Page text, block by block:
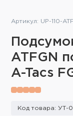
Артикул: UP-110-
ATFGN
A-Tacs
Код товара: УТ-